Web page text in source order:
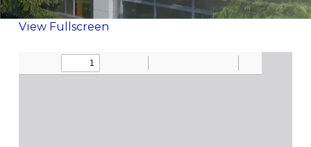
View Fullscreen